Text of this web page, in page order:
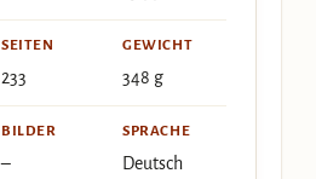
SEITEN
233
GEWICHT
348 g
BILDER
–
SPRACHE
Deutsch